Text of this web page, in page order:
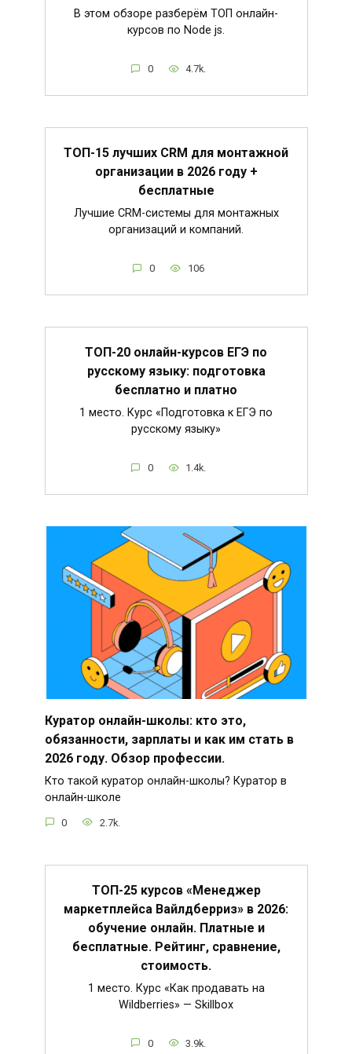
В этом обзоре разберём ТОП онлайн-
курсов по Node js.
0 4.7k.
ТОП-15 лучших CRM для монтажной
организации в 2026 году +
бесплатные
Лучшие CRM-системы для монтажных
организаций и компаний.
0 106
ТОП-20 онлайн-курсов ЕГЭ по
русскому языку: подготовка
бесплатно и платно
1 место. Курс «Подготовка к ЕГЭ по
русскому языку»
0 1.4k.
Куратор онлайн-школы: кто это,
обязанности, зарплаты и как им стать в
2026 году. Обзор профессии.
Кто такой куратор онлайн-школы? Куратор в
онлайн-школе
0 2.7k.
ТОП-25 курсов «Менеджер
маркетплейса Вайлдберриз» в 2026:
обучение онлайн. Платные и
бесплатные. Рейтинг, сравнение,
стоимость.
1 место. Курс «Как продавать на
Wildberries» — Skillbox
0 3.9k.